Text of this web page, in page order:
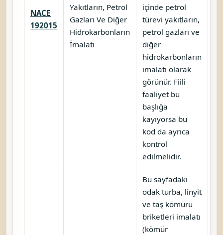
NACE
192015
Yakıtların, Petrol
Gazları Ve Diğer
Hidrokarbonların
İmalatı
içinde petrol
türevi yakıtların,
petrol gazları ve
diğer
hidrokarbonların
imalatı olarak
görünür. Fiili
faaliyet bu
başlığa
kayıyorsa bu
kod da ayrıca
kontrol
edilmelidir.
Bu sayfadaki
odak turba, linyit
ve taş kömürü
briketleri imalatı
(kömür